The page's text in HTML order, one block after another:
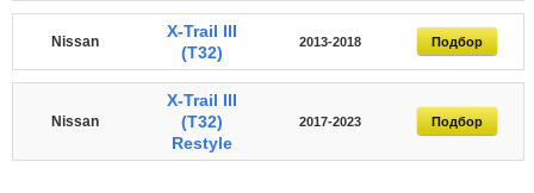
Nissan
X-Trail III
(T32)
2013-2018 Подбор
Nissan
X-Trail III
(T32)
Restyle
2017-2023 Подбор